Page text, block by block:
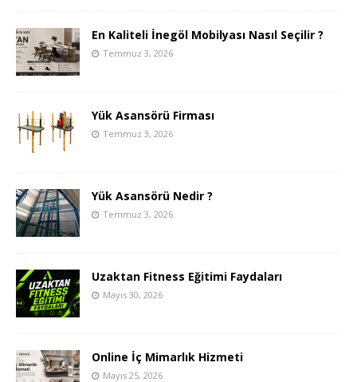
En Kaliteli İnegöl Mobilyası Nasıl Seçilir ?
Temmuz 3, 2026
Yük Asansörü Firması
Temmuz 3, 2026
Yük Asansörü Nedir ?
Temmuz 3, 2026
Uzaktan Fitness Eğitimi Faydaları
Mayıs 30, 2026
Online İç Mimarlık Hizmeti
Mayıs 25, 2026